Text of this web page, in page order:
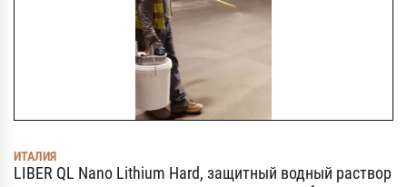
ИТАЛИЯ
LIBER QL Nano Lithium Hard, защитный водный раствор